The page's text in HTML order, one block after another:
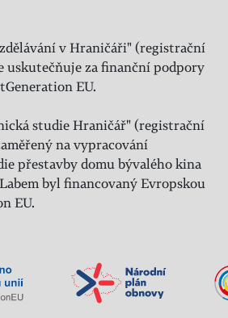
v Hraničáři" (registrační
uskutečňuje za finanční podpory
EU.
studie Hraničář" (registrační
na vypracování
přestavby domu bývalého kina
byl financovaný Evropskou
EU.